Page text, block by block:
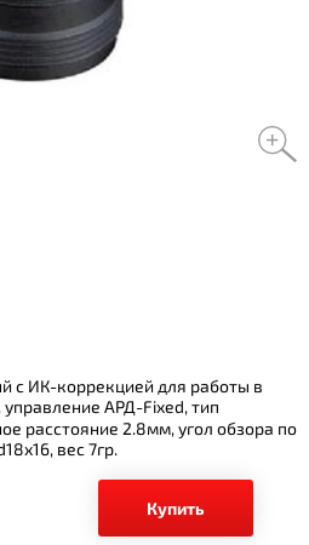
с ИК-коррекцией для работы в
АРД-Fixed, тип
расстояние 2.8мм, угол обзора по
вес 7гр.
Купить